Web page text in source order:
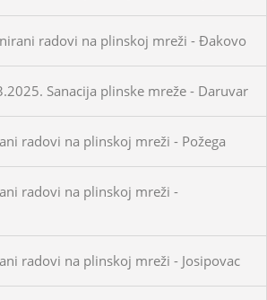
radovi na plinskoj mreži - Đakovo
Sanacija plinske mreže - Daruvar
radovi na plinskoj mreži - Požega
radovi na plinskoj mreži -
radovi na plinskoj mreži - Josipovac